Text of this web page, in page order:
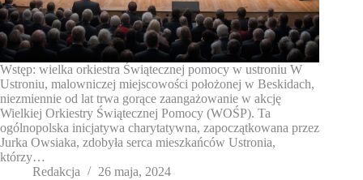
Wstęp: wielka orkiestra Świątecznej pomocy w ustroniu W
Ustroniu, malowniczej miejscowości położonej w Beskidach,
niezmiennie od lat trwa gorące zaangażowanie w akcję
Wielkiej Orkiestry Świątecznej Pomocy (WOŚP). Ta
ogólnopolska inicjatywa charytatywna, zapoczątkowana przez
Jurka Owsiaka, zdobyła serca mieszkańców Ustronia,
którzy…
Redakcja
26 maja, 2024